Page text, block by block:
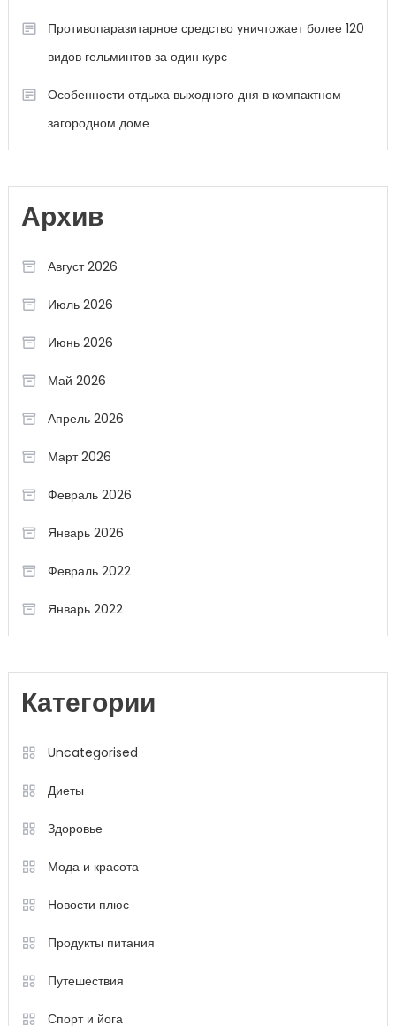
Противопаразитарное средство уничтожает более 120
видов гельминтов за один курс
Особенности отдыха выходного дня в компактном
загородном доме
Архив
Август 2026
Июль 2026
Июнь 2026
Май 2026
Апрель 2026
Март 2026
Февраль 2026
Январь 2026
Февраль 2022
Январь 2022
Категории
Uncategorised
Диеты
Здоровье
Мода и красота
Новости плюс
Продукты питания
Путешествия
Спорт и йога